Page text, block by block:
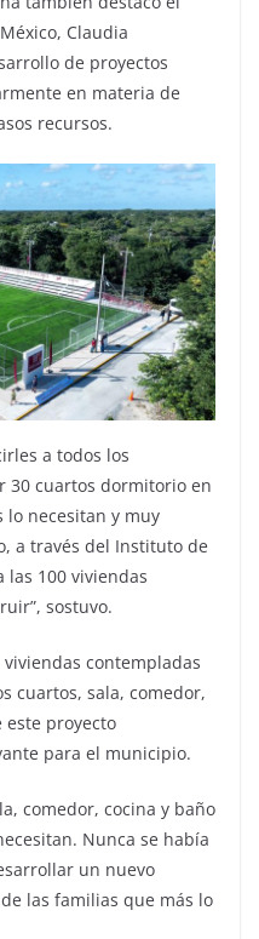
Claudia
de proyectos
en materia de
recursos.
a todos los
30 cuartos dormitorio en
lo necesitan y muy
a través del Instituto de
las 100 viviendas
sostuvo.
contempladas
cuartos, sala, comedor,
este proyecto
para el municipio.
comedor, cocina y baño
Nunca se había
un nuevo
las familias que más lo